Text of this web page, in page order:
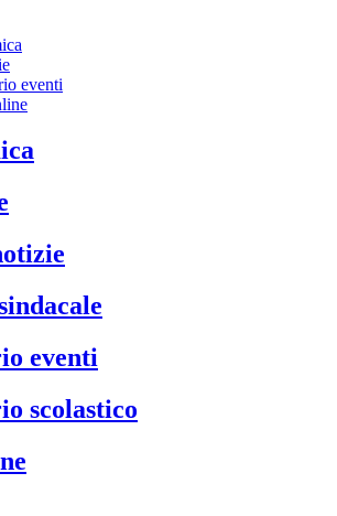
eventi
eventi
scolastico